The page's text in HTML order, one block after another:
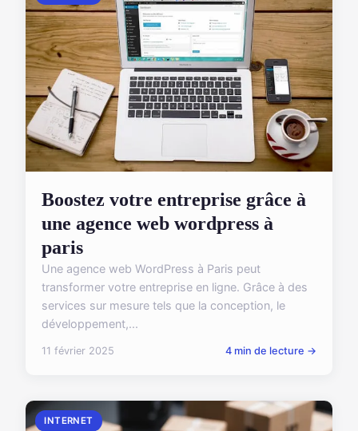
Boostez votre entreprise grâce à
une agence web wordpress à
paris
Une agence web WordPress à Paris peut
transformer votre entreprise en ligne. Grâce à des
services sur mesure tels que la conception, le
développement,...
11 février 2025 4 min de lecture →
INTERNET